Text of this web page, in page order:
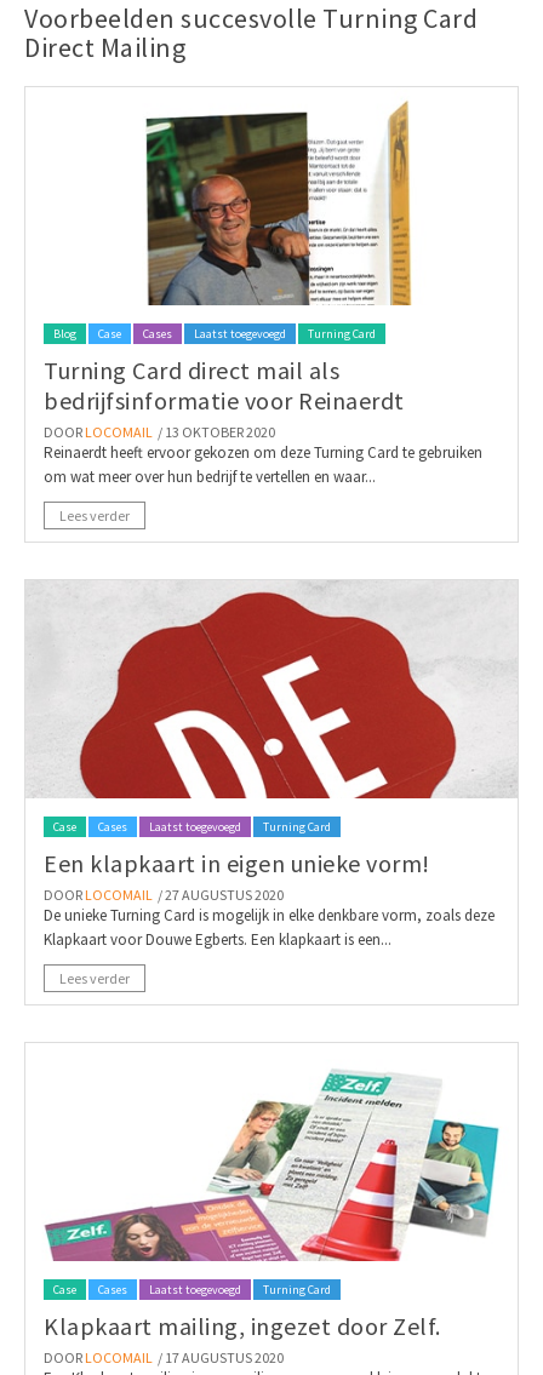
Voorbeelden succesvolle Turning Card
Direct Mailing
Blog Case Cases Laatst toegevoegd Turning Card
Turning Card direct mail als
bedrijfsinformatie voor Reinaerdt
DOOR LOCOMAIL / 13 OKTOBER 2020
Reinaerdt heeft ervoor gekozen om deze Turning Card te gebruiken
om wat meer over hun bedrijf te vertellen en waar...
Lees verder
Case Cases Laatst toegevoegd Turning Card
Een klapkaart in eigen unieke vorm!
DOOR LOCOMAIL / 27 AUGUSTUS 2020
De unieke Turning Card is mogelijk in elke denkbare vorm, zoals deze
Klapkaart voor Douwe Egberts. Een klapkaart is een...
Lees verder
Case Cases Laatst toegevoegd Turning Card
Klapkaart mailing, ingezet door Zelf.
DOOR LOCOMAIL / 17 AUGUSTUS 2020